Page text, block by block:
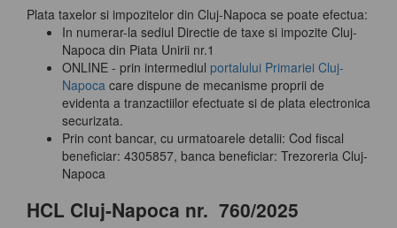
Plata taxelor si impozitelor din Cluj-Napoca se poate efectua:
In numerar-la sediul Directie de taxe si impozite Cluj-
Napoca din Piata Unirii nr.1
ONLINE - prin intermediul portalului Primariei Cluj-
Napoca care dispune de mecanisme proprii de
evidenta a tranzactiilor efectuate si de plata electronica
securizata.
Prin cont bancar, cu urmatoarele detalii: Cod fiscal
beneficiar: 4305857, banca beneficiar: Trezoreria Cluj-
Napoca
HCL Cluj-Napoca nr. 760/2025